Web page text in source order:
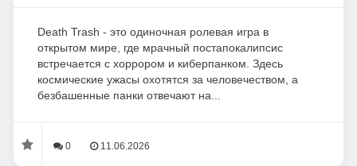
Death Trash - это одиночная ролевая игра в
открытом мире, где мрачный постапокалипсис
встречается с хоррором и киберпанком. Здесь
космические ужасы охотятся за человечеством, а
безбашенные панки отвечают на...
0 11.06.2026